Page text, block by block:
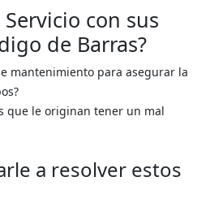
con sus
de Barras?
mantenimiento para asegurar la
que le originan tener un mal
a resolver estos